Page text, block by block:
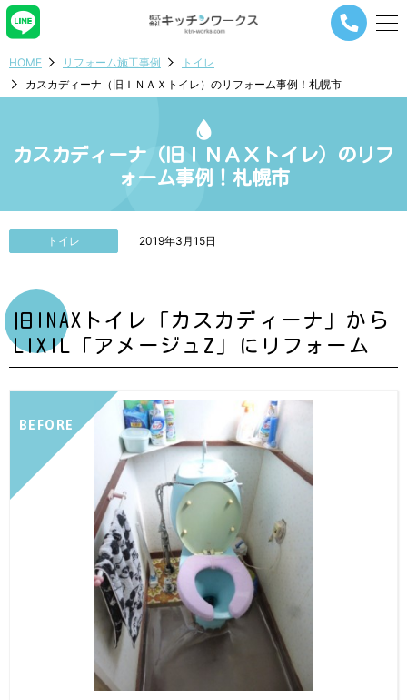
メ
ナ
ー
シ
ボ
HOME リフォーム施工事例
トイレ
カスカディーナ（旧ＩＮＡＸトイレ）のリフォーム事例！札幌市
カスカディーナ（旧ＩＮＡＸトイレ）のリフ
ォーム事例！札幌市
トイレ 2019年3月15日
旧INAXトイレ「カスカディーナ」から
LIXIL「アメージュZ」にリフォーム
BEFORE